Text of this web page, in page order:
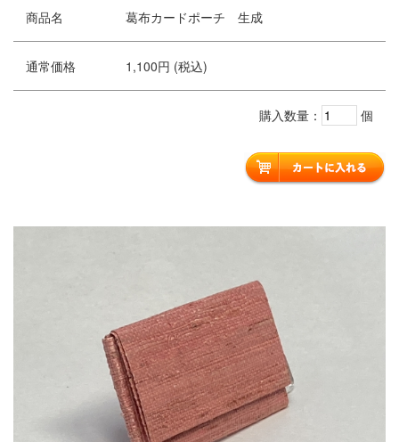
商品名 葛布カードポーチ 生成
通常価格 1,100円 (税込)
購入数量： 個